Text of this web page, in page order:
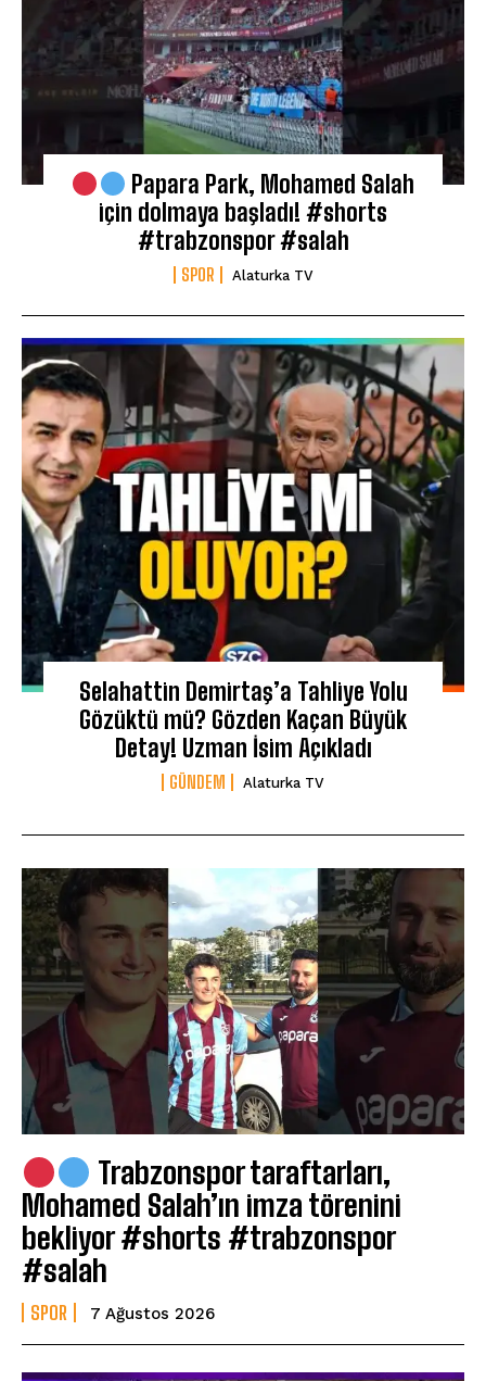
Papara Park, Mohamed Salah
için dolmaya başladı! #shorts
#trabzonspor #salah
SPOR Alaturka TV
Selahattin Demirtaş’a Tahliye Yolu
Gözüktü mü? Gözden Kaçan Büyük
Detay! Uzman İsim Açıkladı
GÜNDEM Alaturka TV
Trabzonspor taraftarları,
Mohamed Salah’ın imza törenini
bekliyor #shorts #trabzonspor
#salah
SPOR 7 Ağustos 2026